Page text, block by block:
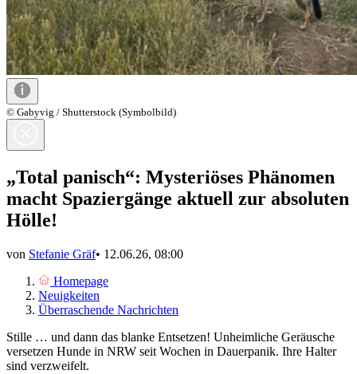
© Gabyvig / Shutterstock (Symbolbild)
„Total panisch“: Mysteriöses Phänomen
macht Spaziergänge aktuell zur absoluten
Hölle!
von Stefanie Gräf• 12.06.26, 08:00
Homepage
Neuigkeiten
Überraschende Nachrichten
Stille … und dann das blanke Entsetzen! Unheimliche Geräusche
versetzen Hunde in NRW seit Wochen in Dauerpanik. Ihre Halter
sind verzweifelt.